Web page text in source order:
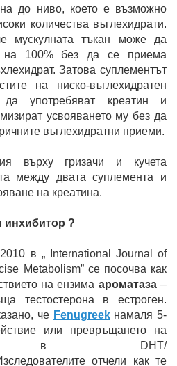
до ниво, което е възможно
количества въглехидрати.
мускулната тъкан може да
на 100% без да се приема
Затова суплементът
на ниско-въглехидратен
употребяват креатин и
усвояването му без да
въглехидратни приеми.
върху гризачи и кучета
между двата суплемента и
на креатина.
инхибитор ?
в „ International Journal of
Metabolism” се посочва как
на ензима ароматаза–
тестостерона в естроген.
че Fenugreekнамаля 5-
или превръщането на
в DHT/
отчели как те